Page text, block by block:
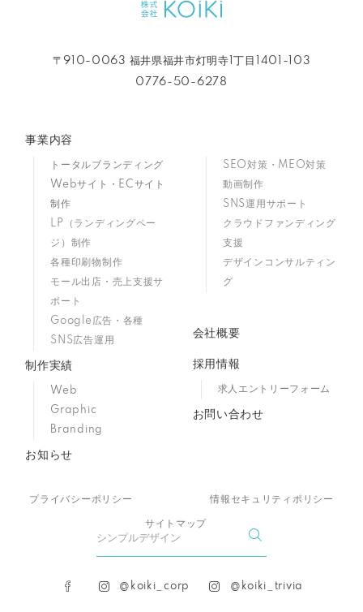
〒910-0063 福井県福井市灯明寺1丁目1401-103
0776-50-6278
事業内容
トータルブランディング
Webサイト・ECサイト
制作
LP（ランディングペー
ジ）制作
各種印刷物制作
モール出店・売上支援サ
ポート
Google広告・各種
SNS広告運用
SEO対策・MEO対策
動画制作
SNS運用サポート
クラウドファンディング
支援
デザインコンサルティン
グ
制作実績
Web
Graphic
Branding
お知らせ
会社概要
採用情報
求人エントリーフォーム
お問い合わせ
サイトマップ
プライバシーポリシー 情報セキュリティポリシー
@koiki_corp @koiki_trivia